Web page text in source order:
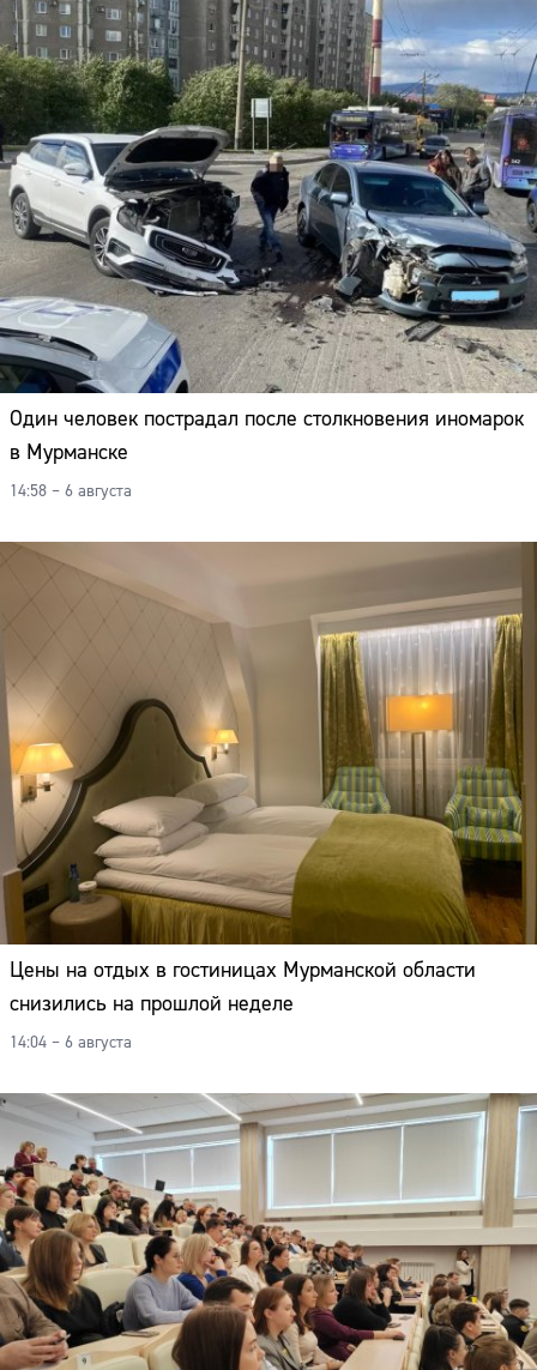
Один человек пострадал после столкновения иномарок
в Мурманске
14:58 – 6 августа
Цены на отдых в гостиницах Мурманской области
снизились на прошлой неделе
14:04 – 6 августа